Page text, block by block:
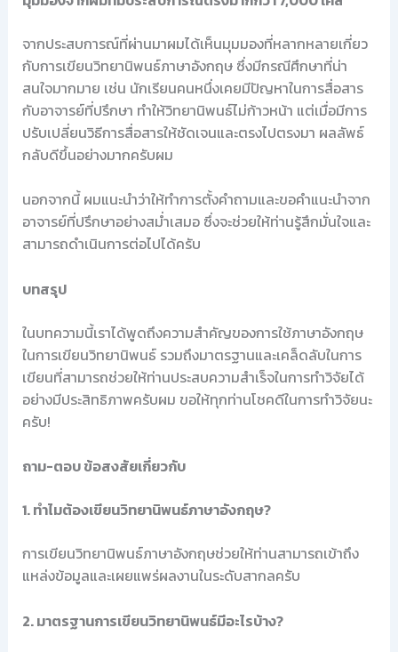
จากประสบการณ์ที่ผ่านมาผมได้เห็นมุมมองที่หลากหลายเกี่ยว
กับการเขียนวิทยานิพนธ์ภาษาอังกฤษ ซึ่งมีกรณีศึกษาที่น่า
สนใจมากมาย เช่น นักเรียนคนหนึ่งเคยมีปัญหาในการสื่อสาร
กับอาจารย์ที่ปรึกษา ทำให้วิทยานิพนธ์ไม่ก้าวหน้า แต่เมื่อมีการ
ปรับเปลี่ยนวิธีการสื่อสารให้ชัดเจนและตรงไปตรงมา ผลลัพธ์
กลับดีขึ้นอย่างมากครับผม
นอกจากนี้ ผมแนะนำว่าให้ทำการตั้งคำถามและขอคำแนะนำจาก
อาจารย์ที่ปรึกษาอย่างสม่ำเสมอ ซึ่งจะช่วยให้ท่านรู้สึกมั่นใจและ
สามารถดำเนินการต่อไปได้ครับ
บทสรุป
ในบทความนี้เราได้พูดถึงความสำคัญของการใช้ภาษาอังกฤษ
ในการเขียนวิทยานิพนธ์ รวมถึงมาตรฐานและเคล็ดลับในการ
เขียนที่สามารถช่วยให้ท่านประสบความสำเร็จในการทำวิจัยได้
อย่างมีประสิทธิภาพครับผม ขอให้ทุกท่านโชคดีในการทำวิจัยนะ
ครับ!
ถาม-ตอบ ข้อสงสัยเกี่ยวกับ
1. ทำไมต้องเขียนวิทยานิพนธ์ภาษาอังกฤษ?
การเขียนวิทยานิพนธ์ภาษาอังกฤษช่วยให้ท่านสามารถเข้าถึง
แหล่งข้อมูลและเผยแพร่ผลงานในระดับสากลครับ
2. มาตรฐานการเขียนวิทยานิพนธ์มีอะไรบ้าง?